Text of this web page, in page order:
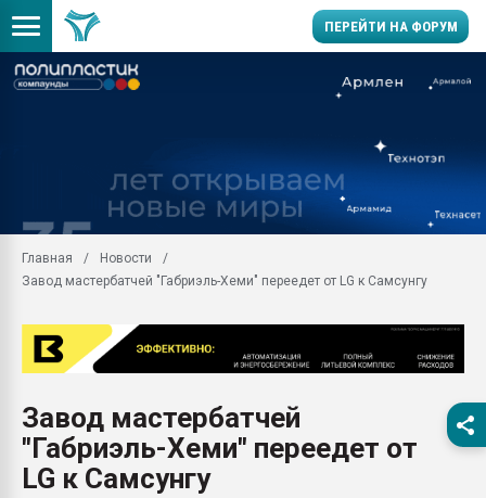
ПЕРЕЙТИ НА ФОРУМ
29.07.2026 ФРП помог
заводу пластмасс"
28.07.2026
28.07.2026
ситуацией на
Главная
Новости
Завод мастербатчей "Габриэль-Хеми" переедет от LG к Самсунгу
Завод мастербатчей
"Габриэль-Хеми" переедет от
LG к Самсунгу